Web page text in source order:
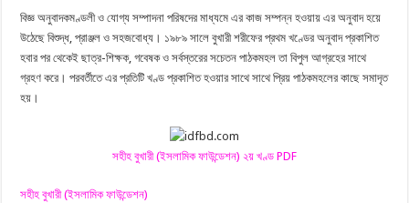
বিজ্ঞ অনুবাদকমণ্ডলী ও যােগ্য সম্পাদনা পরিষদের মাধ্যমে এর কাজ সম্পন্ন হওয়ায় এর অনুবাদ হয়ে
উঠেছে বিশুদ্ধ, প্রাঞ্জল ও সহজবােধ্য। ১৯৮৯ সালে বুখারী শরীফের প্রথম খণ্ডের অনুবাদ প্রকাশিত
হবার পর থেকেই ছাত্র-শিক্ষক, গবেষক ও সর্বস্তরের সচেতন পাঠকমহল তা বিপুল আগ্রহের সাথে
গ্রহণ করে। পরবর্তীতে এর প্রতিটি খণ্ড প্রকাশিত হওয়ার সাথে সাথে প্রিয় পাঠকমহলের কাছে সমাদৃত
হয়।
সহীহ বুখারী (ইসলামিক ফাউন্ডেশন) ২য় খণ্ড PDF
সহীহ বুখারী (ইসলামিক ফাউন্ডেশন)